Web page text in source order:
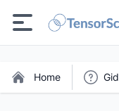
Home